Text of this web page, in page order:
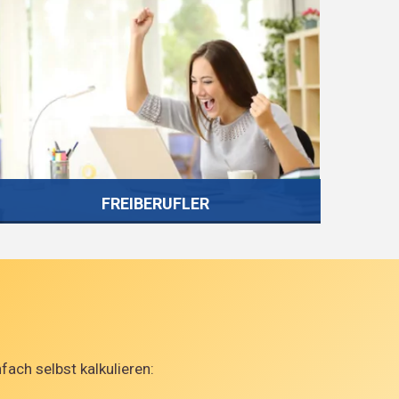
Gewerblich, oder doch heilberuflich oder
deshalb freiberuflich? Gewerbesteuerbefreit
oder nicht? Umsatzsteuerbefreit oder nicht?
Um solche Fragen sollten sich Fachleute
Wir wissen, wie man den steuerlichen
Dekubitus verhindert – und beraten Sie auch
konkret im Alltag.
FREIBERUFLER
frei haben und steuerlich trotzdem optimal
selbst kalkulieren: